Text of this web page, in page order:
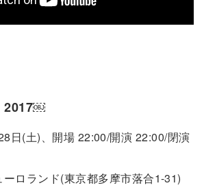
2017￼
日(土)、開場 22:00/開演 22:00/閉演
ロランド(東京都多摩市落合1-31)